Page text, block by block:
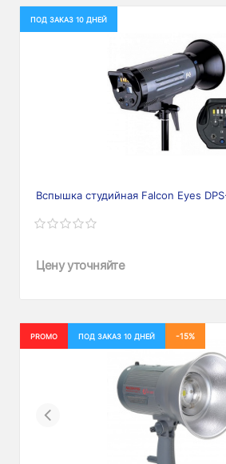
ПОД ЗАКАЗ 10 ДНЕЙ
Вспышка студийная Falcon Eyes
Цену уточняйте
PROMO ПОД ЗАКАЗ 10 ДНЕЙ -15%
Previous